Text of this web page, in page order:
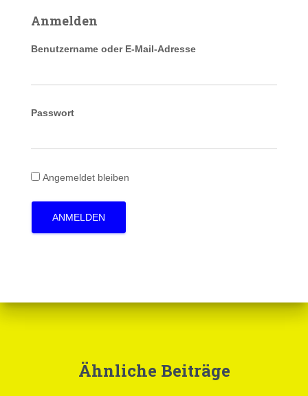
Anmelden
Benutzername oder E-Mail-Adresse
Passwort
Angemeldet bleiben
ANMELDEN
Ähnliche Beiträge